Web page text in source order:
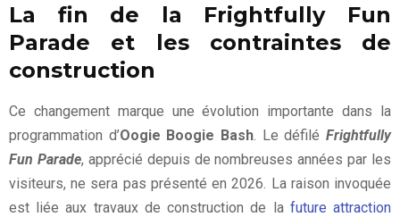
La fin de la Frightfully Fun
Parade et les contraintes de
construction
Ce changement marque une évolution importante dans la
programmation d’Oogie Boogie Bash. Le défiléFrightfully
Fun Parade, apprécié depuis de nombreuses années par les
visiteurs, ne sera pas présenté en 2026. La raison invoquée
est liée aux travaux de construction de la future attraction